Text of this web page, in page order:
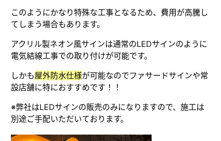
このようにかなり特殊な工事となるため、費用が高騰し
てしまう場合もあります。
アクリル製ネオン風サインは通常のLEDサインのように
電気結線工事での取り付けが可能です。
しかも屋外防水仕様が可能なのでファサードサインや常
設店舗に特におすすめです！！
※弊社はLEDサインの販売のみになりますので、施工は
別途ご手配いただいております。